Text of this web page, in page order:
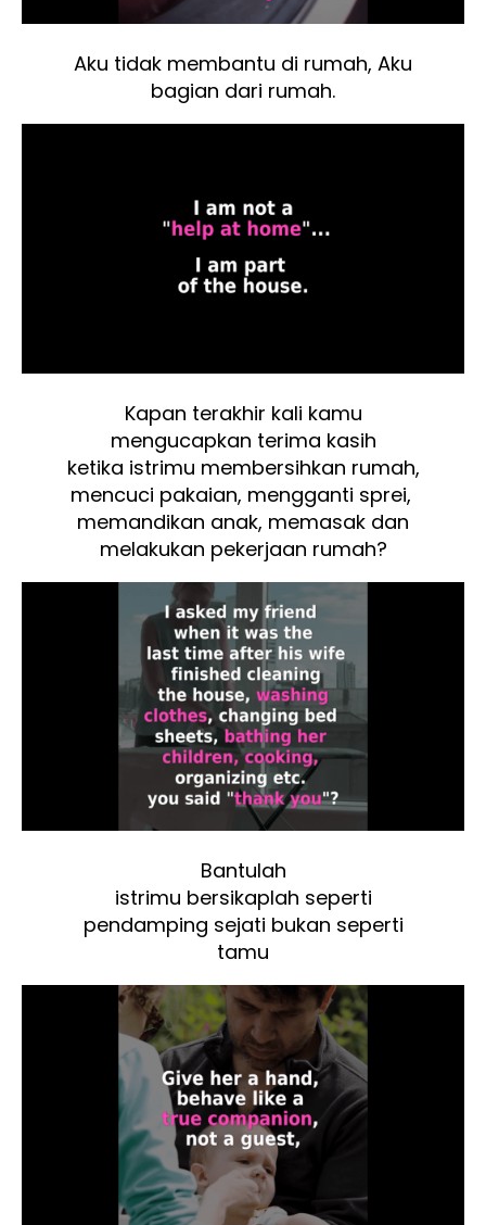
Aku tidak membantu di rumah, Aku
bagian dari rumah.
Kapan terakhir kali kamu
mengucapkan terima kasih
ketika istrimu membersihkan rumah,
mencuci pakaian, mengganti sprei,
memandikan anak, memasak dan
melakukan pekerjaan rumah?
Bantulah
istrimu bersikaplah seperti
pendamping sejati bukan seperti
tamu